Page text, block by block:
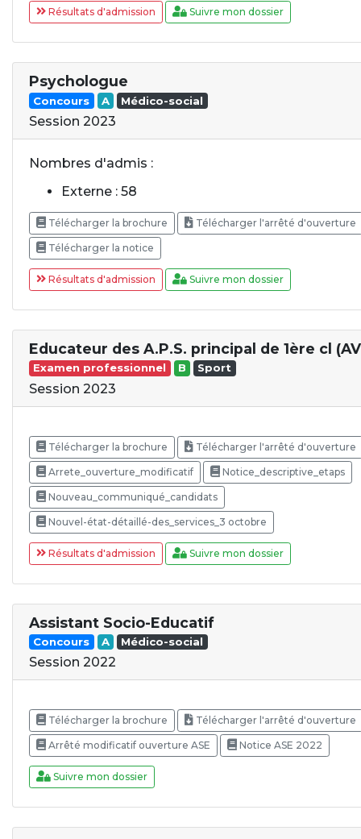
Résultats d'admission Suivre mon dossier
Psychologue
Concours A Médico-social
Session 2023
Nombres d'admis :
Externe : 58
Télécharger la brochure Télécharger l'arrêté d'ouverture
Télécharger la notice
Résultats d'admission Suivre mon dossier
Educateur des A.P.S. principal de 1ère cl
Examen professionnel B Sport
Session 2023
Télécharger la brochure Télécharger l'arrêté d'ouverture
Arrete_ouverture_modificatif Notice_descriptive_etaps
Nouveau_communiqué_candidats
Nouvel-état-détaillé-des_services_3 octobre
Résultats d'admission Suivre mon dossier
Assistant Socio-Educatif
Concours A Médico-social
Session 2022
Télécharger la brochure Télécharger l'arrêté d'ouverture
Arrêté modificatif ouverture ASE Notice ASE 2022
Suivre mon dossier